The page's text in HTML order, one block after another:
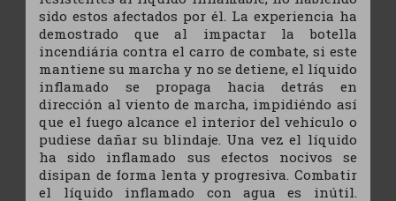
sido estos afectados por él. La experiencia ha
demostrado que al impactar la botella
incendiária contra el carro de combate, si este
mantiene su marcha y no se detiene, el líquido
inflamado se propaga hacia detrás en
dirección al viento de marcha, impidiéndo así
que el fuego alcance el interior del vehículo o
pudiese dañar su blindaje. Una vez el líquido
ha sido inflamado sus efectos nocivos se
disipan de forma lenta y progresiva. Combatir
el líquido inflamado con agua es inútil.